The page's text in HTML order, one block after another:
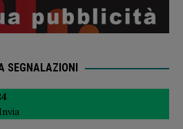
SEGNALAZIONI
Invia